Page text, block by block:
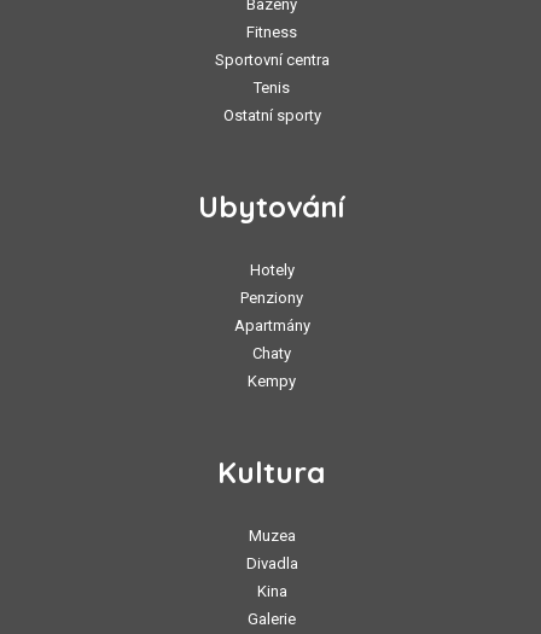
Bazény
Fitness
Sportovní centra
Tenis
Ostatní sporty
Ubytování
Hotely
Penziony
Apartmány
Chaty
Kempy
Kultura
Muzea
Divadla
Kina
Galerie